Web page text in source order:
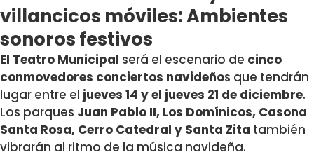
villancicos móviles: Ambientes
sonoros festivos
El Teatro Municipal será el escenario de cinco
conmovedores conciertos navideños que tendrán
lugar entre el jueves 14 y el jueves 21 de diciembre.
Los parques Juan Pablo II, Los Domínicos, Casona
Santa Rosa, Cerro Catedral y Santa Zita también
vibrarán al ritmo de la música navideña.